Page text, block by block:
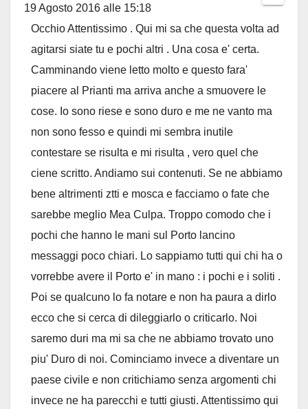
19 Agosto 2016 alle 15:18
Occhio Attentissimo . Qui mi sa che questa volta ad
agitarsi siate tu e pochi altri . Una cosa e' certa.
Camminando viene letto molto e questo fara'
piacere al Prianti ma arriva anche a smuovere le
cose. Io sono riese e sono duro e me ne vanto ma
non sono fesso e quindi mi sembra inutile
contestare se risulta e mi risulta , vero quel che
ciene scritto. Andiamo sui contenuti. Se ne abbiamo
bene altrimenti ztti e mosca e facciamo o fate che
sarebbe meglio Mea Culpa. Troppo comodo che i
pochi che hanno le mani sul Porto lancino
messaggi poco chiari. Lo sappiamo tutti qui chi ha o
vorrebbe avere il Porto e' in mano : i pochi e i soliti .
Poi se qualcuno lo fa notare e non ha paura a dirlo
ecco che si cerca di dileggiarlo o criticarlo. Noi
saremo duri ma mi sa che ne abbiamo trovato uno
piu' Duro di noi. Cominciamo invece a diventare un
paese civile e non critichiamo senza argomenti chi
invece ne ha parecchi e tutti giusti. Attentissimo qui
this